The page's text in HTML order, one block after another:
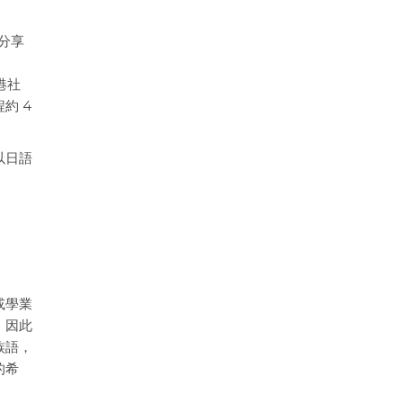
享
社
約 4
日語
學業
因此
，
希